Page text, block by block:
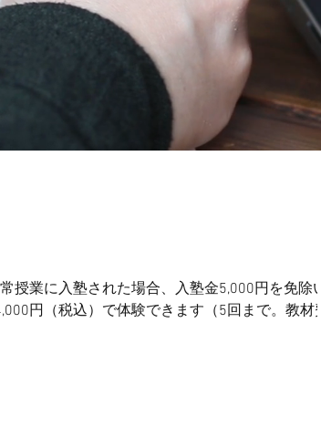
業に入塾された場合、入塾金5,000円を免除い
円（税込）で体験できます（5回まで。教材費